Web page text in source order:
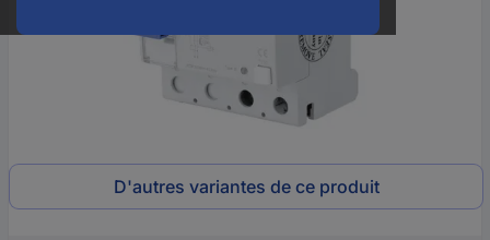
D'autres variantes de ce produit